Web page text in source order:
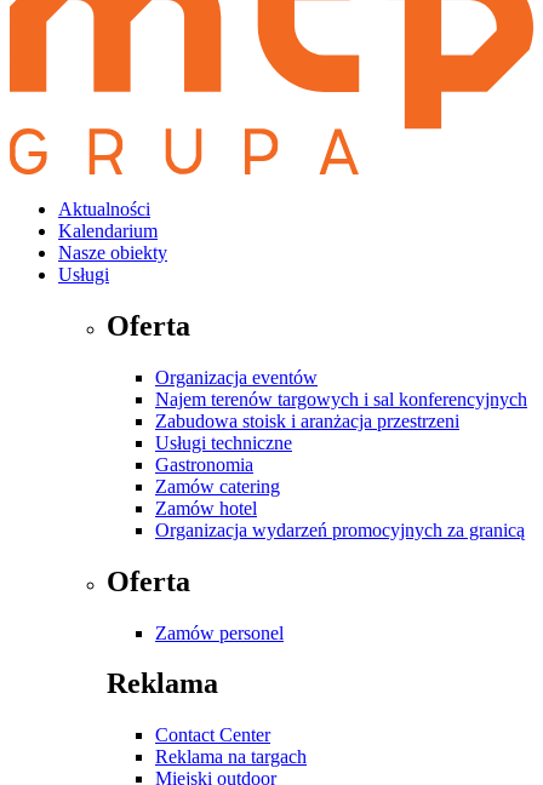
Aktualności
Kalendarium
Nasze obiekty
Usługi
Oferta
Organizacja eventów
Najem terenów targowych i sal konferencyjnych
Zabudowa stoisk i aranżacja przestrzeni
Usługi techniczne
Gastronomia
Zamów catering
Zamów hotel
Organizacja wydarzeń promocyjnych za granicą
Oferta
Zamów personel
Reklama
Contact Center
Reklama na targach
Miejski outdoor